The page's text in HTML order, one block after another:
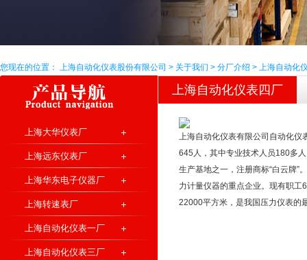
您现在的位置： 上海自动化仪表股份有限公司 > 关于我们 > 分厂介绍 > 上海自动化
上海大华仪表厂
上海远东仪表厂
上海华东电子仪器厂
上海转速表厂
上海自动化仪表一厂
上海自动化仪表三厂
上海自动化仪表四厂
的全部产品
上海自动化仪表有限公司自动化仪
645人，其中专业技术人员180多
生产基地之一，注册商标“白云牌”
力计量仪器的重点企业。现有职
22000平方米，是我国压力仪表的